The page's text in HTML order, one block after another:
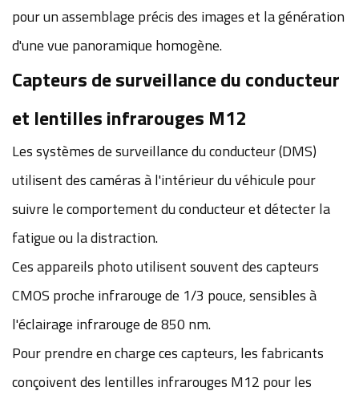
pour un assemblage précis des images et la génération
d'une vue panoramique homogène.
Capteurs de surveillance du conducteur
et lentilles infrarouges M12
Les systèmes de surveillance du conducteur (DMS)
utilisent des caméras à l'intérieur du véhicule pour
suivre le comportement du conducteur et détecter la
fatigue ou la distraction.
Ces appareils photo utilisent souvent des capteurs
CMOS proche infrarouge de 1/3 pouce, sensibles à
l'éclairage infrarouge de 850 nm.
Pour prendre en charge ces capteurs, les fabricants
conçoivent des lentilles infrarouges M12 pour les